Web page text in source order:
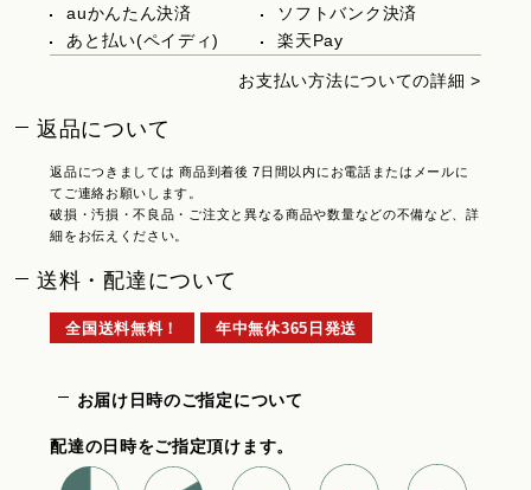
auかんたん決済
ソフトバンク決済
あと払い(ペイディ)
楽天Pay
お支払い方法についての詳細 >
返品について
返品につきましては 商品到着後 7日間以内にお電話またはメールに
てご連絡お願いします。
破損・汚損・不良品・ご注文と異なる商品や数量などの不備など、詳
細をお伝えください。
送料・配達について
全国送料無料！ 年中無休365日発送
お届け日時のご指定について
配達の日時をご指定頂けます。